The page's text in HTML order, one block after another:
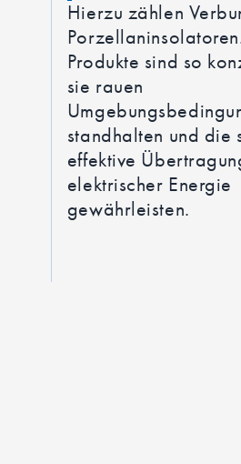
Hierzu zählen
Produkte sind so
sie rauen
standhalten und die
effektive
elektrischer Energie
gewährleisten.